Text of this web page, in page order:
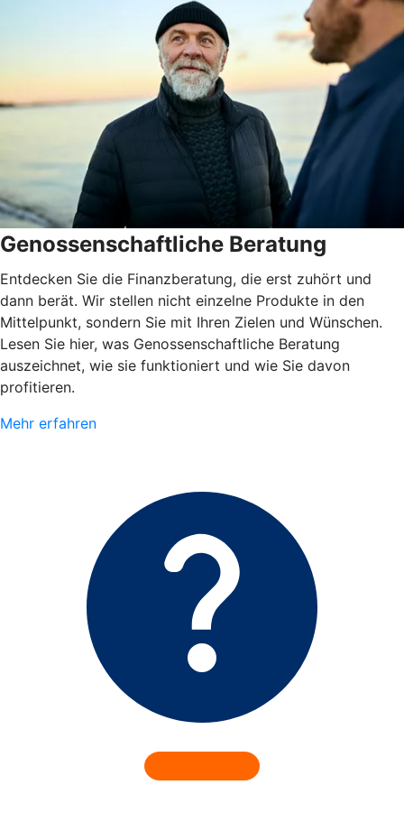
Genossenschaftliche Beratung
Entdecken Sie die Finanzberatung, die erst zuhört und
dann berät. Wir stellen nicht einzelne Produkte in den
Mittelpunkt, sondern Sie mit Ihren Zielen und Wünschen.
Lesen Sie hier, was Genossenschaftliche Beratung
auszeichnet, wie sie funktioniert und wie Sie davon
profitieren.
Mehr erfahren